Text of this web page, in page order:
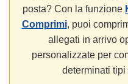
posta? Con la funzione
Comprimi, puoi
allegati in arrivo
personalizzate per
determinati